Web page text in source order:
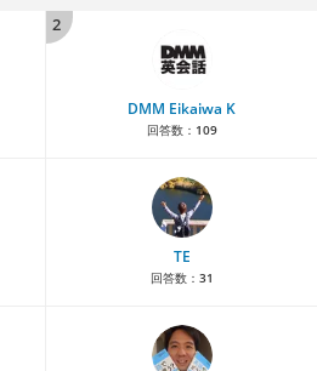
2
DMM Eikaiwa K
回答数： 109
TE
回答数： 31